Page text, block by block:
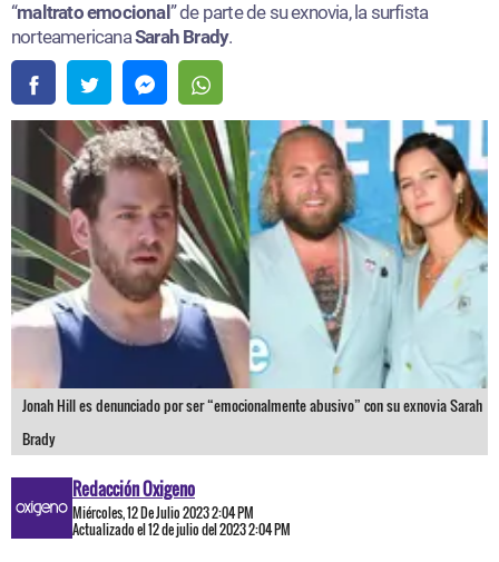
“maltratoemocional ” de parte de su exnovia, la surfista
norteamericanaSarah Brady.
Jonah Hill es denunciado por ser “emocionalmente abusivo” con su exnovia Sarah
Brady
Redacción Oxigeno
Miércoles, 12 De Julio 2023 2:04 PM
Actualizado el 12 de julio del 2023 2:04 PM